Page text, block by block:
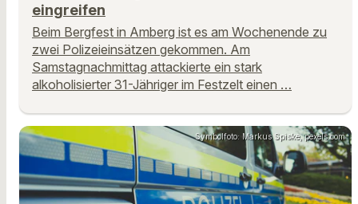
eingreifen
Beim Bergfest in Amberg ist es am Wochenende zu
zwei Polizeieinsätzen gekommen. Am
Samstagnachmittag attackierte ein stark
alkoholisierter 31-Jähriger im Festzelt einen …
Symbolfoto: Markus Spiske, pexels.com